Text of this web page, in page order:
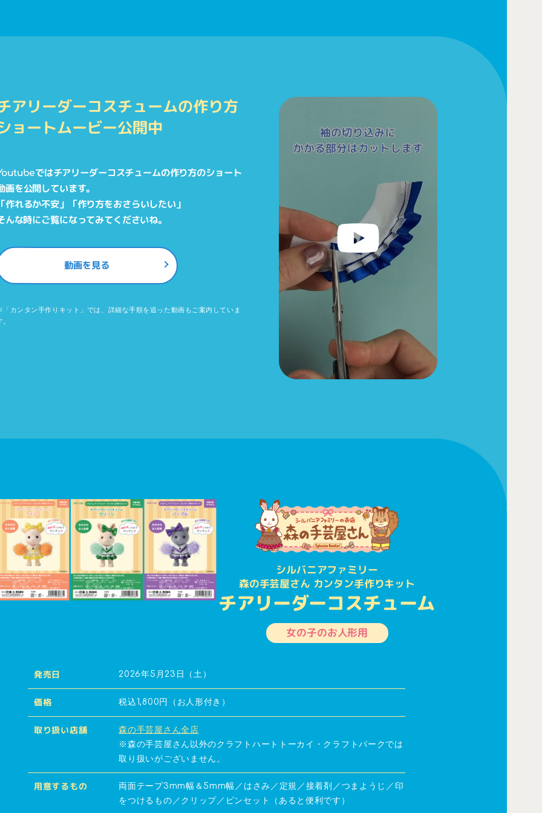
アリーダーコスチュームの作り方
ョートムービー公開中
ではチアリーダーコスチュームの作り方のショート
画を公開しています。
作れるか不安」「作り方をおさらいしたい」
んな時にご覧になってみてくださいね。
動画を見る
カンタン手作りキット」では、詳細な手順を追った動画もご案内していま
。
シルバニアファミリー
森の手芸屋さん カンタン手作りキット
チアリーダーコスチューム
女の子のお人形用
発売日 2026年5月23日（土）
価格 税込1,800円（お人形付き）
取り扱い店舗
森の手芸屋さん全店
※森の手芸屋さん以外のクラフトハートトーカイ・クラフトパークでは
取り扱いがございません。
用意するもの
両面テープ3mm幅＆5mm幅／はさみ／定規／接着剤／つまようじ／印
をつけるもの／クリップ／ピンセット（あると便利です）